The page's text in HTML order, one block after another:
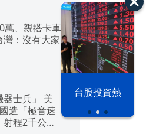
台股投資熱
野球魂 鏡訪
台將
萬、親搭卡車
：沒有大家
士兵」 美
造「極音速
程2千公里